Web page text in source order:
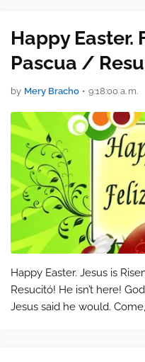
Happy Easter.
Pascua /
by Mery Bracho • 9:18:00 a. m.
Happy Easter. Jesus is Risen! Feliz Día de Pascua.
Resucitó! He isn’t here! God has raised him to life, just as
Jesus said he would.